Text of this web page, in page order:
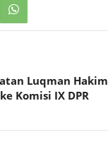
Luqman Hakim
Komisi IX DPR